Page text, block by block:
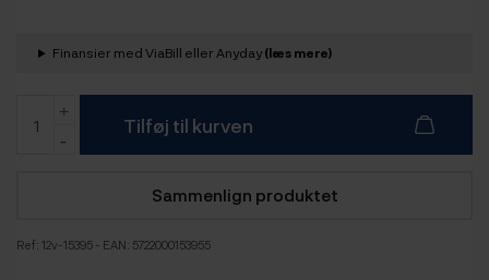
Finansier med ViaBill eller Anyday(læs mere)
Tilføj til kurven
Sammenlign produktet
Ref: 12v-15395 - EAN: 5722000153955